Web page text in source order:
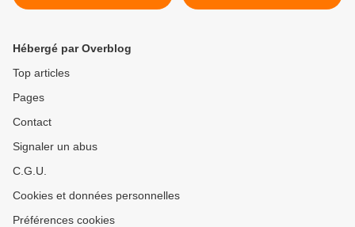
aux associations la
de Villeparisis et l’exploitant
de décharge ?
les habitants inquiets ! >
Hébergé par Overblog
Top articles
Pages
Contact
Signaler un abus
C.G.U.
Cookies et données personnelles
Préférences cookies